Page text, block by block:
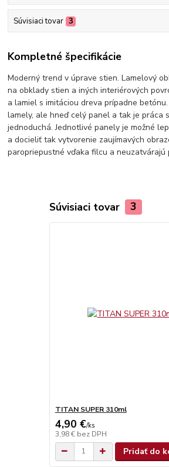
Súvisiaci tovar 3
Kompletné špecifikácie
Moderný trend v úprave stien. Lamelový
na obklady stien a iných interiérových
a lamiel s imitáciou dreva prípadne
lamely, ale hneď celý panel a tak je práca
jednoduchá. Jednotlivé panely je možné
a docieliť tak vytvorenie zaujímavých
paropriepustné vďaka filcu a neuzatvárajú
Súvisiaci tovar 3
TITAN SUPER 310ml
4,90 €/ks
3,98 € bez DPH
Pridať do